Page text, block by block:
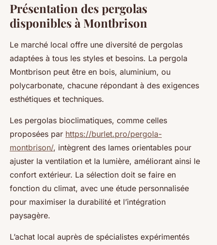
Présentation des pergolas
disponibles à Montbrison
Le marché local offre une diversité de pergolas
adaptées à tous les styles et besoins. La pergola
Montbrison peut être en bois, aluminium, ou
polycarbonate, chacune répondant à des exigences
esthétiques et techniques.
Les pergolas bioclimatiques, comme celles
proposées par https://burlet.pro/pergola-
montbrison/, intègrent des lames orientables pour
ajuster la ventilation et la lumière, améliorant ainsi le
confort extérieur. La sélection doit se faire en
fonction du climat, avec une étude personnalisée
pour maximiser la durabilité et l’intégration
paysagère.
L’achat local auprès de spécialistes expérimentés